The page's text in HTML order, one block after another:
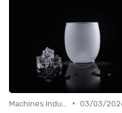
• 03/03/